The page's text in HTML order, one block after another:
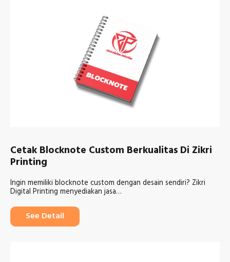
Cetak Blocknote Custom Berkualitas Di Zikri
Printing
Ingin memiliki blocknote custom dengan desain sendiri? Zikri
Digital Printing menyediakan jasa…
See Detail